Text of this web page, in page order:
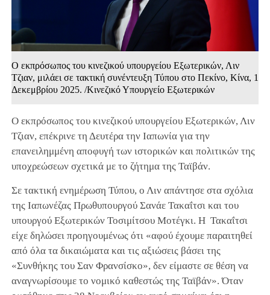
Ο εκπρόσωπος του κινεζικού υπουργείου Εξωτερικών, Λιν
Τζιαν, μιλάει σε τακτική συνέντευξη Τύπου στο Πεκίνο, Κίνα, 1
Δεκεμβρίου 2025. /Κινεζικό Υπουργείο Εξωτερικών
Ο εκπρόσωπος του κινεζικού υπουργείου Εξωτερικών, Λιν
Τζιαν, επέκρινε τη Δευτέρα την Ιαπωνία για την
επανειλημμένη αποφυγή των ιστορικών και πολιτικών της
υποχρεώσεων σχετικά με το ζήτημα της Ταϊβάν.
Σε τακτική ενημέρωση Τύπου, ο Λιν απάντησε στα σχόλια
της Ιαπωνέζας Πρωθυπουργού Σανάε Τακαΐτσι και του
υπουργού Εξωτερικών Τοσιμίτσου Μοτέγκι. Η Τακαΐτσι
είχε δηλώσει προηγουμένως ότι «αφού έχουμε παραιτηθεί
από όλα τα δικαιώματα και τις αξιώσεις βάσει της
«Συνθήκης του Σαν Φρανσίσκο», δεν είμαστε σε θέση να
αναγνωρίσουμε το νομικό καθεστώς της Ταϊβάν». Όταν